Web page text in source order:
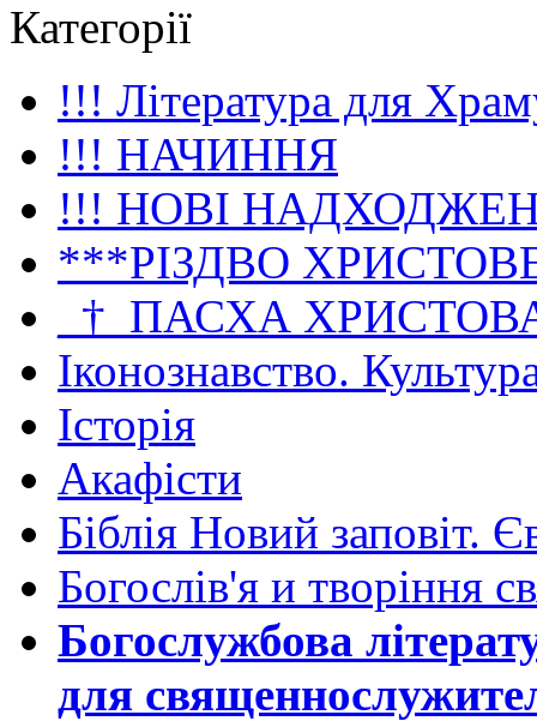
Категорії
!!! Література для
!!! НАЧИННЯ
!!! НОВІ
***РІЗДВО
_†_ПАСХА
Іконознавство.
Історія
Акафісти
Біблія Новий заповіт.
Богослів'я и творіння
Богослужбова
для